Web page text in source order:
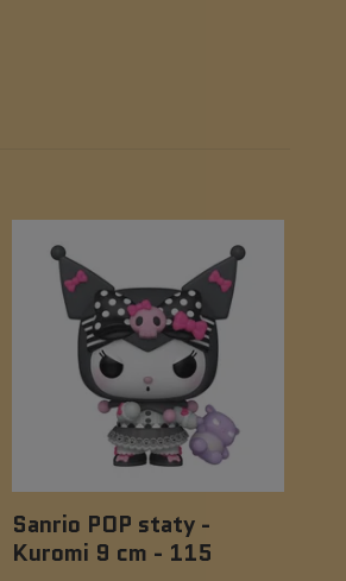
Sanrio POP staty -
Kuromi 9 cm - 115